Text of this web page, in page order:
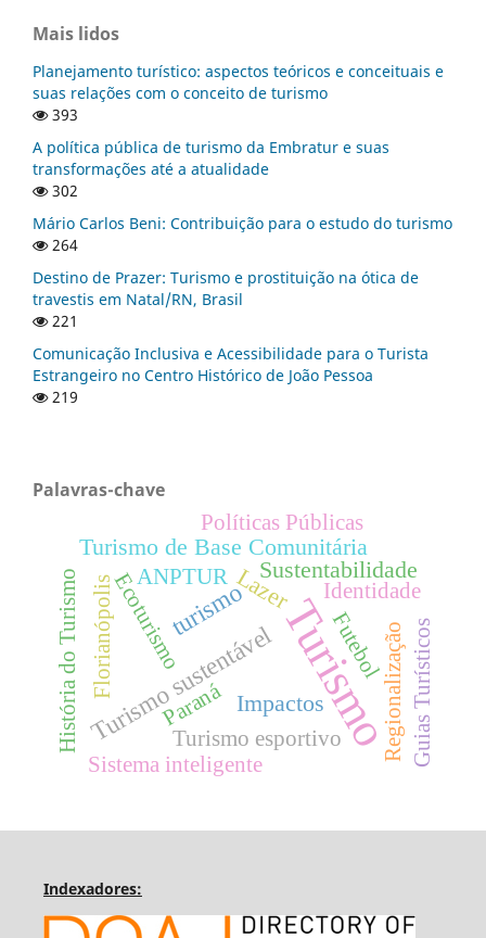
Mais lidos
Planejamento turístico: aspectos teóricos e conceituais e
suas relações com o conceito de turismo
393
A política pública de turismo da Embratur e suas
transformações até a atualidade
302
Mário Carlos Beni: Contribuição para o estudo do turismo
264
Destino de Prazer: Turismo e prostituição na ótica de
travestis em Natal/RN, Brasil
221
Comunicação Inclusiva e Acessibilidade para o Turista
Estrangeiro no Centro Histórico de João Pessoa
219
Palavras-chave
Turismo
Turismo sustentável
turismo
Impactos
Lazer
Sustentabilidade
Turismo de Base Comunitária
Ecoturismo
Florianópolis Regionalização
Paraná
Políticas Públicas
Identidade
História do Turismo Guias Turísticos
Turismo esportivo
Futebol
ANPTUR
Sistema inteligente
Indexadores: